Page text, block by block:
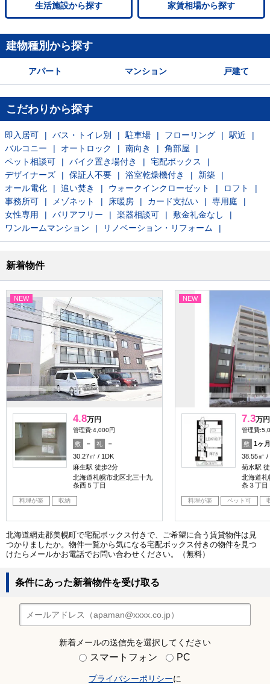
生活施設から探す 家賃相場から探す
建物種別から探す
アパート マンション 戸建て
こだわりから探す
即入居可 バス・トイレ別 駐車場 フローリング
駅近
バルコニー
オートロック 南向き
角部屋
ペット相談可
バイク置き場付き
宅配ボックス
デザイナーズ
保証人不要 浴室乾燥機付き
新築
オール電化
追い焚き ウォークインクローゼット
ロフト
事務所可
メゾネット 床暖房 カード支払い
専用庭
女性専用
バリアフリー 楽器相談可
敷金礼金なし
ワンルームマンション
リノベーション・リフォーム
新着物件
NEW
4.8万円
管理費:4,000円
敷 － 礼
－
30.27㎡
1DK
麻生駅 徒歩2分
北海道札幌市北区北三十九
条西５丁目
料理が楽 収納
NEW
7.3万円
管理費
敷
1ヶ月
38.55㎡
菊水駅
北海道札
条３丁目
料理が楽 ペット可
北海道網走郡美幌町で宅配ボックス付きで、ご希望に合う賃貸物件は見
つかりましたか。物件一覧から気になる宅配ボックス付きの物件を見つ
けたらメールかお電話でお問い合わせください。（無料）
条件にあった新着物件を受け取る
新着メールの送信先を選択してください
スマートフォン PC
プライバシーポリシーに